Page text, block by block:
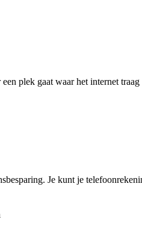
plek gaat waar het internet
Je kunt je